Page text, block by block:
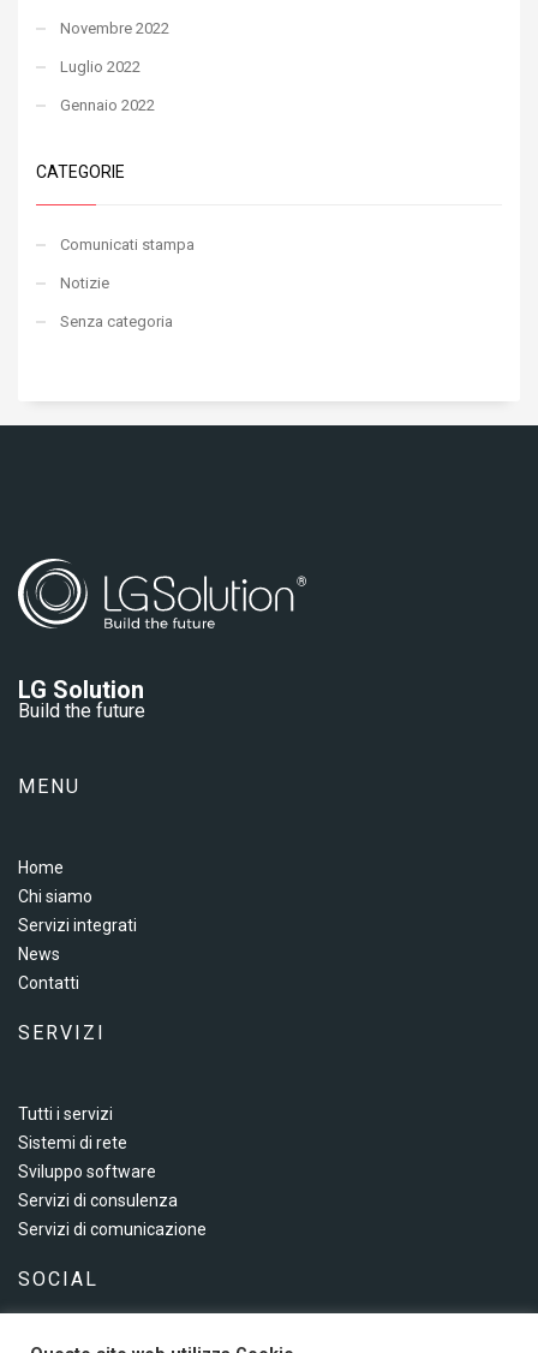
Novembre 2022
Luglio 2022
Gennaio 2022
CATEGORIE
Comunicati stampa
Notizie
Senza categoria
LG Solution
Build the future
MENU
Home
Chi siamo
Servizi integrati
News
Contatti
SERVIZI
Tutti i servizi
Sistemi di rete
Sviluppo software
Servizi di consulenza
Servizi di comunicazione
SOCIAL